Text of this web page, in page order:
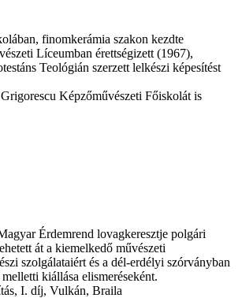
finomkerámia szakon kezdte
Líceumban érettségizett (1967),
Teológián szerzett lelkészi képesítést
Képzőművészeti Főiskolát is
Érdemrend lovagkeresztje polgári
át a kiemelkedő művészeti
szolgálataiért és a dél-erdélyi szórványban
kiállása elismeréseként.
I. díj, Vulkán, Braila